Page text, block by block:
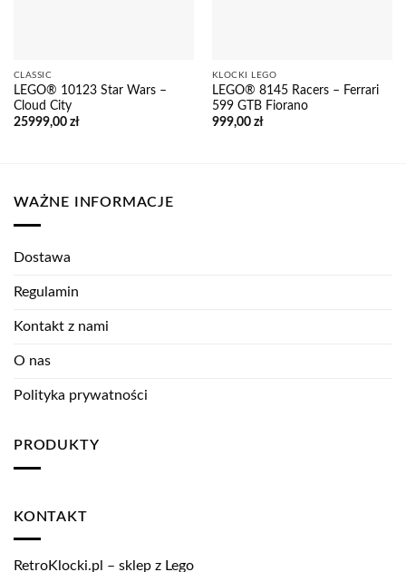
CLASSIC
LEGO® 10123 Star Wars –
Cloud City
25999,00 zł
KLOCKI LEGO
LEGO® 8145 Racers – Ferrari
599 GTB Fiorano
999,00 zł
WAŻNE INFORMACJE
Dostawa
Regulamin
Kontakt z nami
O nas
Polityka prywatności
PRODUKTY
KONTAKT
RetroKlocki.pl – sklep z Lego